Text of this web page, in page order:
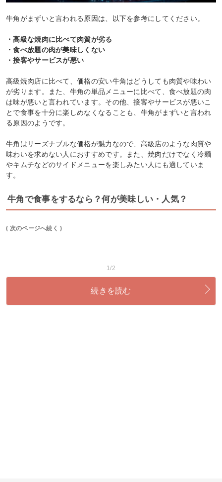
牛角がまずいと言われる原因は、以下を参考にしてください。
・高級な焼肉に比べて肉質が劣る
・食べ放題の肉が美味しくない
・接客やサービスが悪い
高級焼肉店に比べて、価格の安い牛角はどうしても肉質や味わい
が劣ります。また、牛角の単品メニューに比べて、食べ放題の肉
は味が悪いと言われています。その他、接客やサービスが悪いこ
とで食事を十分に楽しめなくなることも、牛角がまずいと言われ
る原因のようです。
牛角はリーズナブルな価格が魅力なので、高級店のような肉質や
味わいを求めない人におすすめです。また、焼肉だけでなく冷麺
やキムチなどのサイドメニューを楽しみたい人にも適していま
す。
牛角で食事をするなら？何が美味しい・人気？
( 次のページへ続く )
1/2
続きを読む